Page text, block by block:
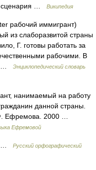
…
Википедия
рабочий иммигрант)
из слаборазвитой страны
Г. готовы работать за
рабочими. В
…
Энциклопедический словарь
нанимаемый на работу
данной страны.
Ефремова. 2000 …
Ефремовой
…
Русский орфографический